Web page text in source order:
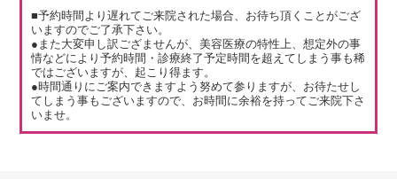
■予約時間より遅れてご来院された場合、お待ち頂くことがござ
いますのでご了承下さい。
●また大変申し訳ござませんが、美容医療の特性上、想定外の事
情などにより予約時間・診療終了予定時間を超えてしまう事も稀
ではございますが、起こり得ます。
●時間通りにご案内できますよう努めて参りますが、お待たせし
てしまう事もございますので、お時間に余裕を持ってご来院下さ
いませ。